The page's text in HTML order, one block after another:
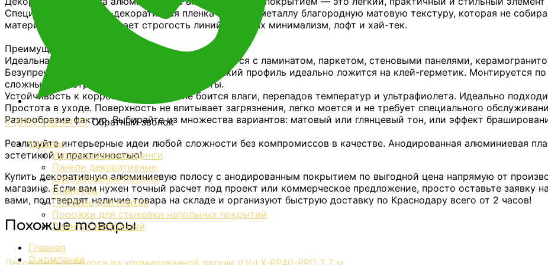
8 (918) 438-44-97 Обратный звонок
Каталог
Интерьерные молдинги
Панели декоративные
Декоративные полосы
Плинтусы
Профиль для плитки
Порожки для стыковки напольных покрытий
Плинтус напольный
Главная
О компании
Специальная защитно-декоративная пленка придает металлу благородную матовую текстуру, которая не
материалов и подчеркивает строгость линий в стилях минимализм, лофт и хай-тек.
Преимущества:
Идеальная эстетика. Декор безупречно сочетается с ламинатом, паркетом, стеновыми панелями,
Безупречная интеграция и легкий монтаж. Тонкий профиль идеально ложится на клей-герметик. Монтируется
сложные геометрические панно и орнаменты.
Устойчивость к коррозии.
Материал не боится влаги, перепадов температур и ультрафиолета. Идеально
Простота в уходе. Поверхность не впитывает загрязнения, легко моется и не требует специального
Разнообразие фактур.Выбирайте из множества вариантов: матовый или глянцевый тон, или эффект
Реализуйте интерьерные идеи любой сложности без компромиссов в качестве. Анодированная алюминиевая
эстетикой и практичностью!
Купить декоративную алюминиевую полосу с анодированным покрытием по выгодной цена напрямую от
магазине. Если вам нужен точный расчет под проект или коммерческое предложение, просто оставьте заявку
вами, подтвердят наличие товара на складе и организуют быструю доставку по Краснодару всего от 2 часов!
Похожие товары